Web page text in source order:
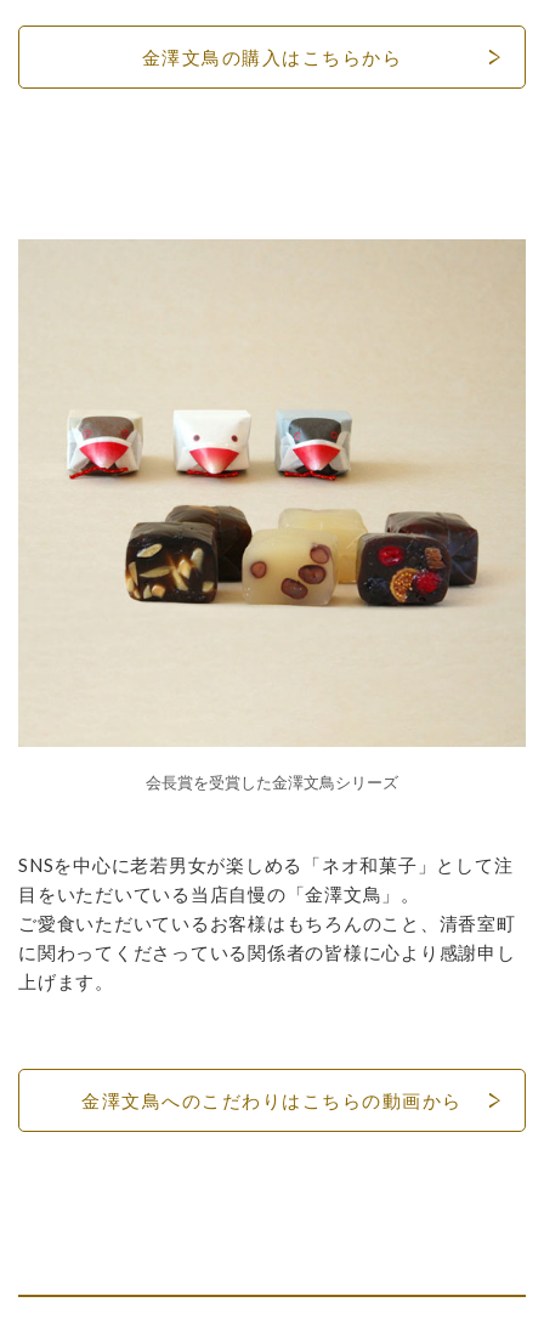
金澤文鳥の購入はこちらから
会長賞を受賞した金澤文鳥シリーズ
SNSを中心に老若男女が楽しめる「ネオ和菓子」として注
目をいただいている当店自慢の「金澤文鳥」。
ご愛食いただいているお客様はもちろんのこと、清香室町
に関わってくださっている関係者の皆様に心より感謝申し
上げます。
金澤文鳥へのこだわりはこちらの動画から